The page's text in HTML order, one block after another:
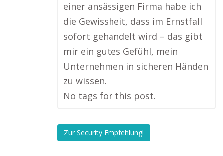
einer ansässigen Firma habe ich
die Gewissheit, dass im Ernstfall
sofort gehandelt wird – das gibt
mir ein gutes Gefühl, mein
Unternehmen in sicheren Händen
zu wissen.
No tags for this post.
Zur Security Empfehlung!